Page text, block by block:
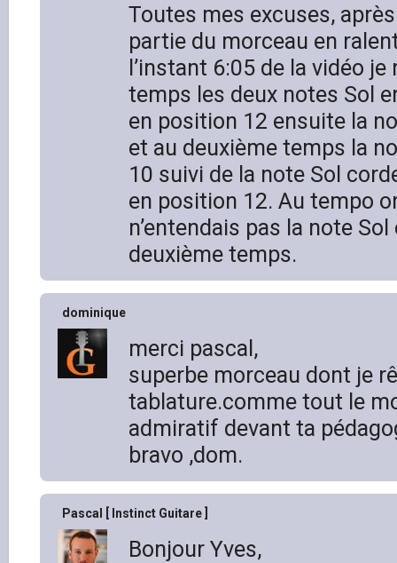
Toutes mes excuses,
partie du morceau en
l’instant 6:05 de la vidéo
temps les deux notes Sol
en position 12 ensuite la
et au deuxième temps la
10 suivi de la note Sol
en position 12. Au tempo
n’entendais pas la note
deuxième temps.
dominique
merci pascal,
superbe morceau dont je
tablature.comme tout le
admiratif devant ta
bravo ,dom.
Pascal [ Instinct Guitare ]
Bonjour Yves,